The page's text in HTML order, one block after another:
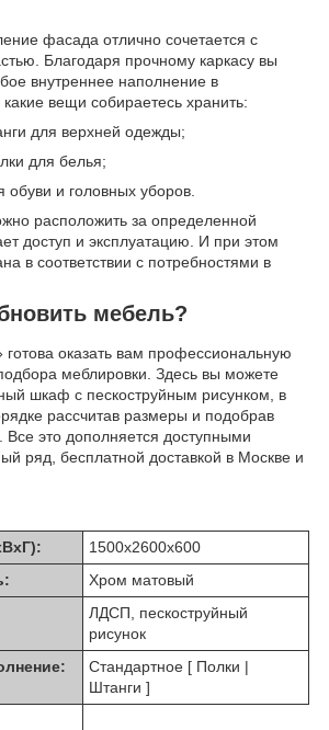
фасада отлично сочетается с
Благодаря прочному каркасу вы
внутреннее наполнение в
какие вещи собираетесь хранить:
для верхней одежды;
для белья;
обуви и головных уборов.
расположить за определенной
доступ и эксплуатацию. И при этом
в соответствии с потребностями в
мебель?
оказать вам профессиональную
меблировки. Здесь вы можете
шкаф с пескоструйным рисунком, в
рассчитав размеры и подобрав
Все это дополняется доступными
ряд, бесплатной доставкой в Москве и
1500х2600х600
Хром матовый
ЛДСП, пескоструйный
рисунок
Стандартное [ Полки |
Штанги ]